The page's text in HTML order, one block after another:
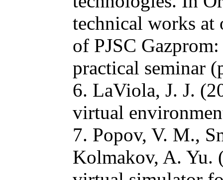
technical works at
of PJSC
practical seminar
6. LaViola, J. J.
virtual
7. Popov, V. M.,
Kolmakov, A. Yu.